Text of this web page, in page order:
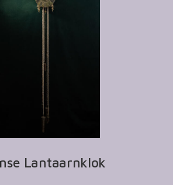
Lantaarnklok